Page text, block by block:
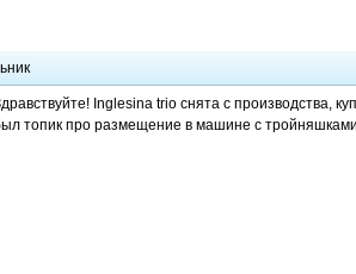
Inglesina trio снята с производства,
топик про размещение в машине с